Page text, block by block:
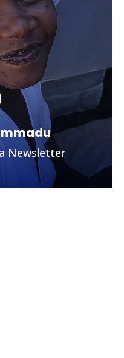
Newsletter
del Centro